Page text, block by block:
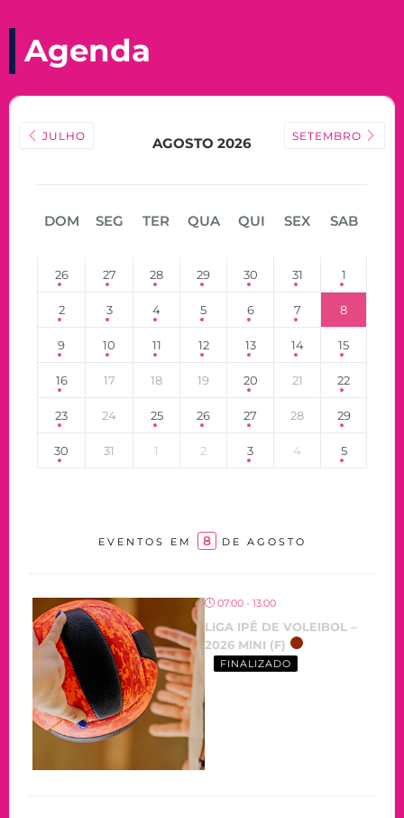
Agenda
JULHO AGOSTO 2026 SETEMBRO
DOM SEG TER QUA QUI SEX SAB
26 27 28 29 30 31 1
2 3 4 5 6 7 8
9 10 11 12 13 14 15
16 17 18 19 20 21 22
23 24 25 26 27 28 29
30 31 1 2 3 4 5
EVENTOS EM 8 DE AGOSTO
07:00 - 13:00
LIGA IPÊ DE VOLEIBOL –
2026 MINI (F)
FINALIZADO